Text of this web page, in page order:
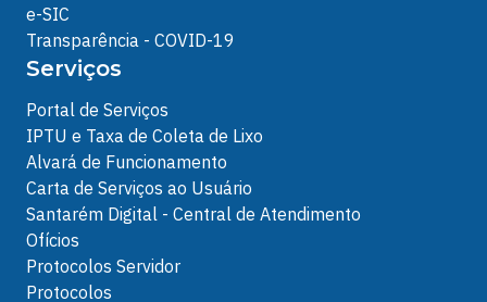
e-SIC
Transparência - COVID-19
Serviços
Portal de Serviços
IPTU e Taxa de Coleta de Lixo
Alvará de Funcionamento
Carta de Serviços ao Usuário
Santarém Digital - Central de Atendimento
Ofícios
Protocolos Servidor
Protocolos